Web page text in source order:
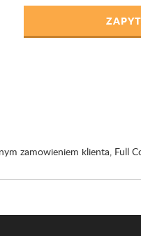
zamowieniem klienta, Full